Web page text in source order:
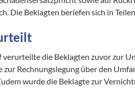
Die Beklagten beriefen sich in
verurteilte die Beklagten zuvor zur
Rechnungslegung über den
wurde die Beklagte zur